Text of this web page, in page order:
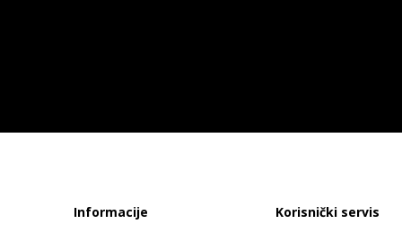
Informacije Korisnički servis